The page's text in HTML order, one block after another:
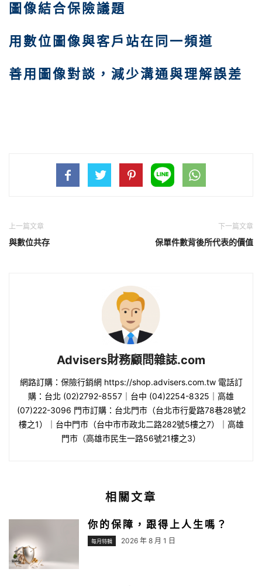
圖像結合保險議題
用數位圖像與客戶站在同一頻道
善用圖像對談，減少溝通與理解誤差
上一篇文章
與數位共存
下一篇文章
保單件數背後所代表的價值
Advisers財務顧問雜誌.com
網路訂購：保險行銷網 https://shop.advisers.com.tw 電話訂
購：台北 (02)2792-8557｜台中 (04)2254-8325｜高雄
(07)222-3096 門市訂購：台北門市（台北市行愛路78巷28號2
樓之1）｜台中門市（台中市市政北二路282號5樓之7）｜高雄
門市（高雄市民生一路56號21樓之3）
相關文章
你的保障，跟得上人生嗎？
每月特輯 2026 年 8 月 1 日